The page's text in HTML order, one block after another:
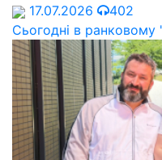
17.07.2026
402
Сьогодні в ранковому